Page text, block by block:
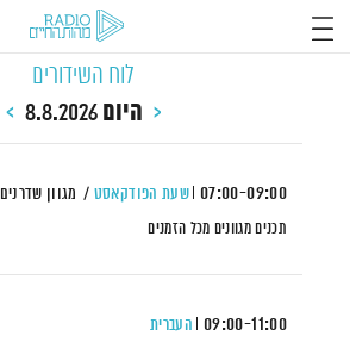
לוח השידורים
היום 8.8.2026
07:00-09:00 שעת הפודקאסט מגוון שדרנים
תכנים מגוונים מכל הזמנים
09:00-11:00 העברית